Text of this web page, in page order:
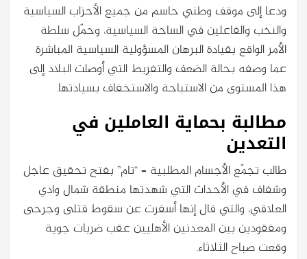
ودعا إلى موقف وطني حاسم من جميع الأحزاب السياسية
والنخب والفاعلين في الساحة السياسية، وحمّل سلطة
الأمر الواقع بقيادة البرهان المسؤولية السياسية المباشرة
عما وصفه بحالة الضعف والتفريط التي أوصلت البلاد إلى
هذا المستوى من الاستباحة والاستخفاف بسيادتها.
مطالبة بحماية العاملين في
التعدين
طالب تجمّع الأجسام المطلبية – “تام” بفتح تحقيق عاجل
وشفاف في الأحداث التي شهدتها منطقة شمال وادي
العلاقي، والتي قال إنها أسفرت عن سقوط قتلى وجرحى
ومفقودين بين المعدنين الأهليين عقب ضربات جوية
وقعت صباح الثلاثاء.